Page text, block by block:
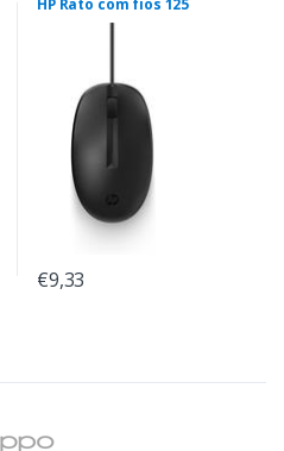
HP Rato com fios 125
€9,33